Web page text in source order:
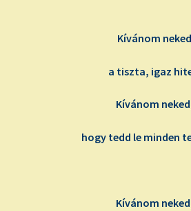
Kívánom neked
a tiszta, igaz
Kívánom
hogy tedd le minden
Kívánom